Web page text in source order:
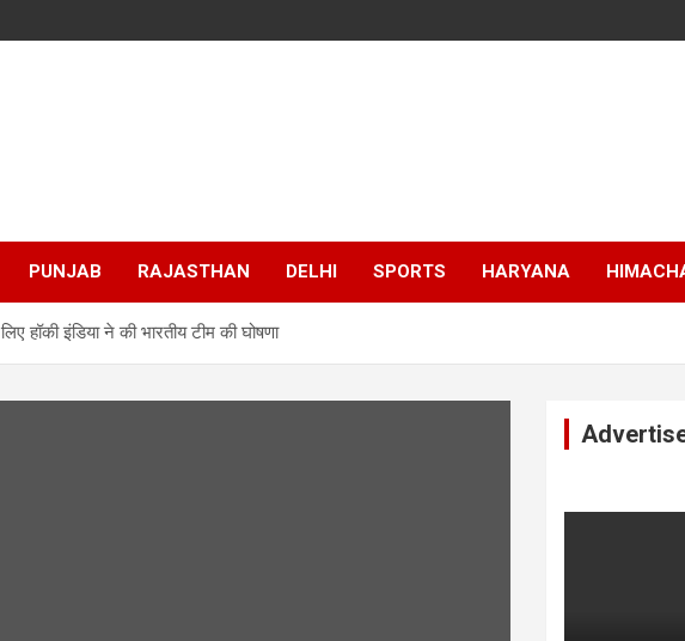
PUNJAB RAJASTHAN DELHI SPORTS HARYANA
हॉकी इंडिया ने की भारतीय टीम की घोषणा